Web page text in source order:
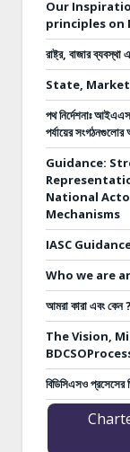
Our
principles on
রাষ্ট্র, বাজার
State,
পথ নির্দেশনাঃ
পর্যায়ের সংগঠনগুলোর
Guidance:
National
Mechanisms
IASC
Who we are
আমরা কারা এবং কেন ?
The Vision,
বিডিসিএসও প্রসেসের